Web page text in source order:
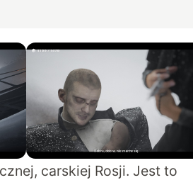
carskiej Rosji. Jest to